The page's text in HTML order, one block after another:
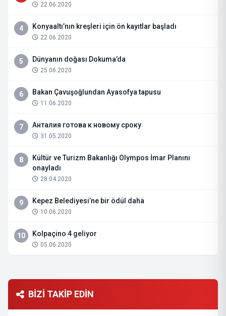
22.06.2020
4 Konyaaltı’nın kreşleri için ön kayıtlar başladı
22.06.2020
5 Dünyanın doğası Dokuma’da
25.06.2020
6 Bakan Çavuşoğlundan Ayasofya tapusu
11.06.2020
7 Анталия готова к новому сроку
31.05.2020
8
Kültür ve Turizm Bakanlığı Olympos İmar Planını
onayladı
28.04.2020
9 Kepez Belediyesi’ne bir ödül daha
10.06.2020
10 Kolpaçino 4 geliyor
05.06.2020
BİZİ TAKİP EDİN